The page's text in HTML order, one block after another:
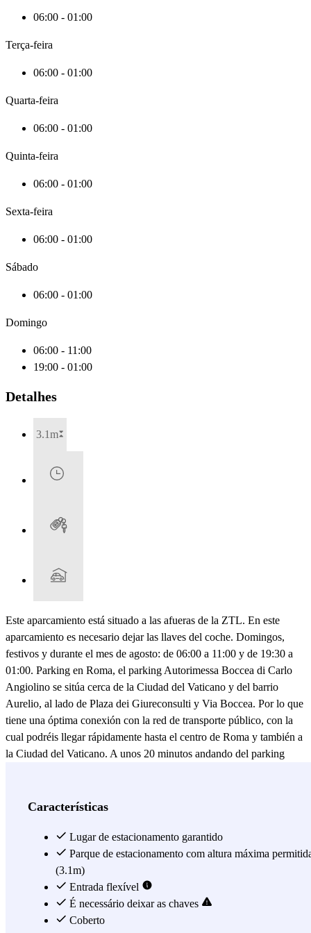
06:00 - 01:00
Terça-feira
06:00 - 01:00
Quarta-feira
06:00 - 01:00
Quinta-feira
06:00 - 01:00
Sexta-feira
06:00 - 01:00
Sábado
06:00 - 01:00
Domingo
06:00 - 11:00
19:00 - 01:00
Detalhes
3.1m
Este aparcamiento está situado a las afueras de la ZTL. En este
aparcamiento es necesario dejar las llaves del coche. Domingos,
festivos y durante el mes de agosto: de 06:00 a 11:00 y de 19:30 a
01:00. Parking en Roma, el parking Autorimessa Boccea di Carlo
Angiolino se sitúa cerca de la Ciudad del Vaticano y del barrio
Aurelio, al lado de Plaza dei Giureconsulti y Via Boccea. Por lo que
tiene una óptima conexión con la red de transporte público, con la
cual podréis llegar rápidamente hasta el centro de Roma y también a
la Ciudad del Vaticano. A unos 20 minutos andando del parking
donde podréis disfrutar de un día rodeados por la historia y la
Piccolomini. Así mismo, a unos 20 minutos a pie, se encuentra la
estación de tren Valle Aurelia, gracias a la cual podréis llegar hasta
otros importantes barrios de Roma como Balduina, Tiburtina y
Roma San Pedro. El parking Autorimessa Boccea di Carlo
Angiolino se encuentra, también, bastante cerca de la Ciudad del
Vaticano y, si no queréis andar mucho, siempre podréis aprovechar
Características
Lugar de estacionamento garantido
Parque de estacionamento com altura máxima
(3.1m)
Entrada flexível
É necessário deixar as chaves
Coberto